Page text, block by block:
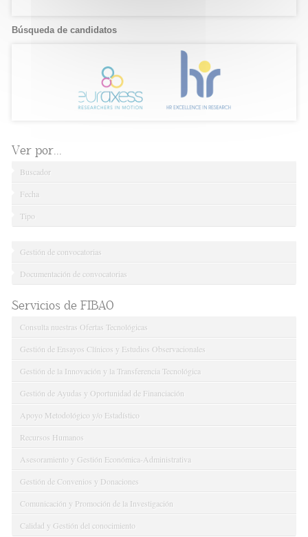
Búsqueda de candidatos
Ver por...
Buscador
Fecha
Tipo
Gestión de convocatorias
Documentación de convocatorias
Servicios de FIBAO
Consulta nuestras Ofertas Tecnológicas
Gestión de Ensayos Clínicos y Estudios Observacionales
Gestión de la Innovación y la Transferencia Tecnológica
Gestión de Ayudas y Oportunidad de Financiación
Apoyo Metodológico y/o Estadístico
Recursos Humanos
Asesoramiento y Gestión Económica-Administrativa
Gestión de Convenios y Donaciones
Comunicación y Promoción de la Investigación
Calidad y Gestión del conocimiento